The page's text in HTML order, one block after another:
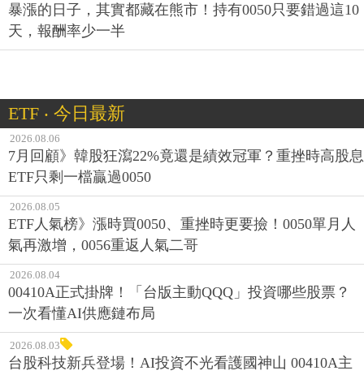
暴漲的日子，其實都藏在熊市！持有0050只要錯過這10
天，報酬率少一半
ETF ‧ 今日最新
2026.08.06
7月回顧》韓股狂瀉22%竟還是績效冠軍？重挫時高股息
ETF只剩一檔贏過0050
2026.08.05
ETF人氣榜》漲時買0050、重挫時更要撿！0050單月人
氣再激增，0056重返人氣二哥
2026.08.04
00410A正式掛牌！「台版主動QQQ」投資哪些股票？
一次看懂AI供應鏈布局
2026.08.03
台股科技新兵登場！AI投資不光看護國神山 00410A主